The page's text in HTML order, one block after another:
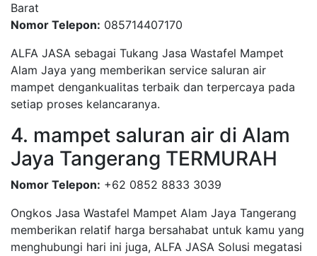
Barat
Nomor Telepon: 085714407170
ALFA JASA sebagai Tukang Jasa Wastafel Mampet
Alam Jaya yang memberikan service saluran air
mampet dengankualitas terbaik dan terpercaya pada
setiap proses kelancaranya.
4. mampet saluran air di Alam
Jaya Tangerang TERMURAH
Nomor Telepon: +62 0852 8833 3039
Ongkos Jasa Wastafel Mampet Alam Jaya Tangerang
memberikan relatif harga bersahabat untuk kamu yang
menghubungi hari ini juga, ALFA JASA Solusi megatasi